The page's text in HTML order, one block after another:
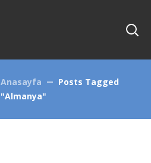
Anasayfa
Posts Tagged
"Almanya"